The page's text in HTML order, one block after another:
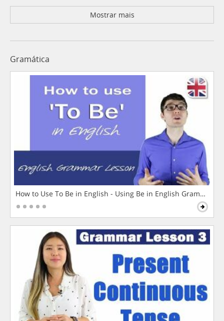
Mostrar mais
Gramática
How to Use To Be in English - Using Be in English Grammar